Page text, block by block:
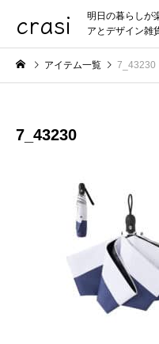
crasi
明日の暮らしが
アとデザイン雑
アイテム一覧 7_43230
7_43230